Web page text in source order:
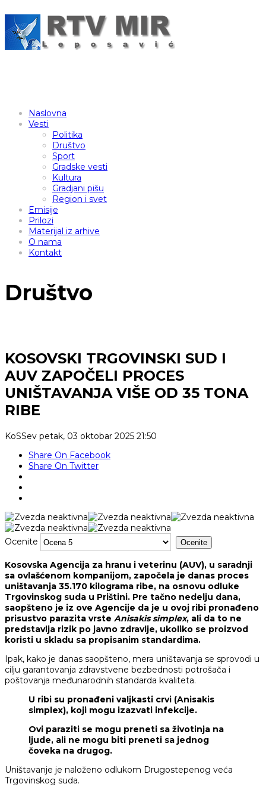
Naslovna
Vesti
Politika
Društvo
Sport
Gradske vesti
Kultura
Gradjani pišu
Region i svet
Emisije
Prilozi
Materijal iz arhive
O nama
Kontakt
Društvo
KOSOVSKI TRGOVINSKI SUD I
AUV ZAPOČELI PROCES
UNIŠTAVANJA VIŠE OD 35 TONA
RIBE
KoSSev petak, 03 oktobar 2025 21:50
Share On Facebook
Share On Twitter
Ocenite
Kosovska Agencija za hranu i veterinu (AUV), u saradnji
sa ovlašćenom kompanijom, započela je danas proces
uništavanja 35.170 kilograma ribe, na osnovu odluke
Trgovinskog suda u Prištini. Pre tačno nedelju dana,
saopšteno je iz ove Agencije da je u ovoj ribi pronađeno
prisustvo parazita vrste Anisakis simplex, ali da to ne
predstavlja rizik po javno zdravlje, ukoliko se proizvod
koristi u skladu sa propisanim standardima.
Ipak, kako je danas saopšteno, mera uništavanja se sprovodi u
cilju garantovanja zdravstvene bezbednosti potrošača i
poštovanja međunarodnih standarda kvaliteta.
U ribi su pronađeni valjkasti crvi (Anisakis
simplex), koji mogu izazvati infekcije.
Ovi paraziti se mogu preneti sa životinja na
ljude, ali ne mogu biti preneti sa jednog
čoveka na drugog.
Uništavanje je naloženo odlukom Drugostepenog veća
Trgovinskog suda.